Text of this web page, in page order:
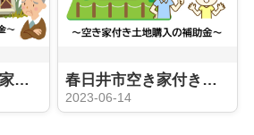
春日井市では空き家の売買を応援しています！ 春日井市空き家付き土地購入等に対する補助金のお知らせ
2023-06-14